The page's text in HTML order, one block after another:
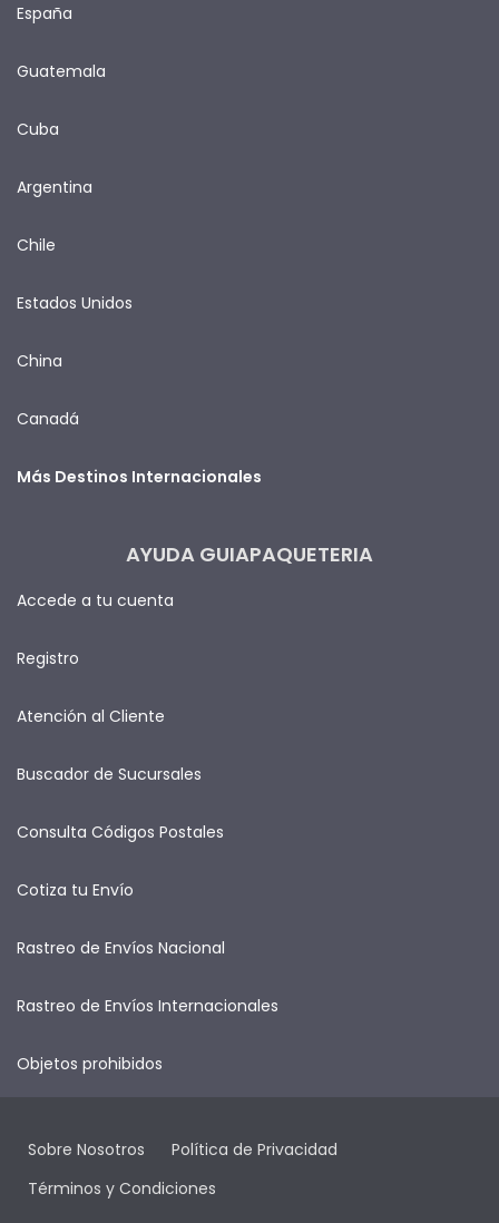
España
Guatemala
Cuba
Argentina
Chile
Estados Unidos
China
Canadá
Más Destinos Internacionales
AYUDA GUIAPAQUETERIA
Accede a tu cuenta
Registro
Atención al Cliente
Buscador de Sucursales
Consulta Códigos Postales
Cotiza tu Envío
Rastreo de Envíos Nacional
Rastreo de Envíos Internacionales
Objetos prohibidos
Sobre Nosotros
Política de Privacidad
Términos y Condiciones